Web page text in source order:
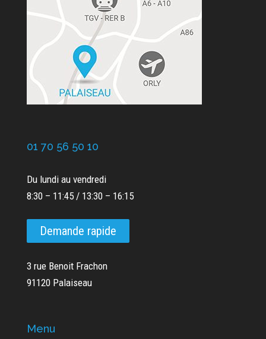
01 70 56 50 10
Du lundi au vendredi
8:30 – 11:45 / 13:30 – 16:15
Demande rapide
3 rue Benoit Frachon
91120 Palaiseau
Menu